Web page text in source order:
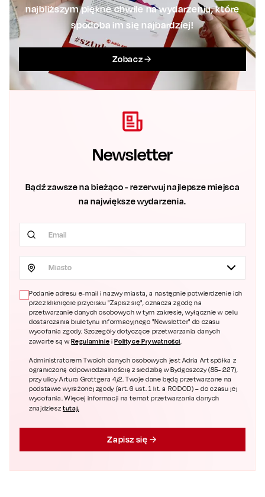
najbliższym piękne chwile na wydarzeniu, które
spodoba im się najbardziej!
Zobacz
Newsletter
Bądź zawsze na bieżąco - rezerwuj najlepsze miejsca
na największe wydarzenia.
Miasto
Podanie adresu e-mail i nazwy miasta, a następnie potwierdzenie ich
przez kliknięcie przycisku "Zapisz się", oznacza zgodę na
przetwarzanie danych osobowych w tym zakresie, wyłącznie w celu
dostarczania biuletynu informacyjnego "Newsletter" do czasu
wycofania zgody. Szczegóły dotyczące przetwarzania danych
zawarte są wRegulaminie i Polityce Prywatności.
Administratorem Twoich danych osobowych jest Adria Art spółka z
ograniczoną odpowiedzialnością z siedzibą w Bydgoszczy (85- 227),
przy ulicy Artura Grottgera 4/2. Twoje dane będą przetwarzane na
podstawie wyrażonej zgody (art. 6 ust. 1 lit. a RODOD) – do czasu jej
wycofania. Więcej informacji na temat przetwarzania danych
znajdziesztutaj.
Zapisz się